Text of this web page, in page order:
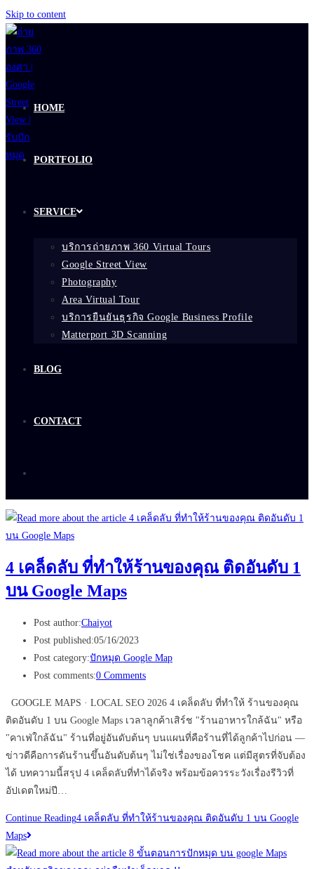
Skip to content
HOME
PORTFOLIO
SERVICE
บริการถ่ายภาพ 360 Virtual Tours
Google Street View
Photography
Area Virtual Tour
บริการยืนยันธุรกิจ Google Business Profile
Matterport 3D Scanning
BLOG
CONTACT
4 เคล็ดลับ ที่ทำให้ร้านของคุณ ติดอันดับ 1
บน Google Maps
Post author:Chaiyot
Post published:05/16/2023
Post category:ปักหมุด Google Map
Post comments:0 Comments
GOOGLE MAPS · LOCAL SEO 2026 4 เคล็ดลับ ที่ทำให้ ร้านของคุณ
ติดอันดับ 1 บน Google Maps เวลาลูกค้าเสิร์ช "ร้านอาหารใกล้ฉัน" หรือ
"คาเฟ่ใกล้ฉัน" ร้านที่อยู่อันดับต้นๆ บนแผนที่คือร้านที่ได้ลูกค้าไปก่อน —
ข่าวดีคือการดันร้านขึ้นอันดับต้นๆ ไม่ใช่เรื่องของโชค แต่มีสูตรที่จับต้อง
ได้ บทความนี้สรุป 4 เคล็ดลับที่ทำได้จริง พร้อมข้อควรระวังเรื่องรีวิวที่
อัปเดตใหม่ปี…
Continue Reading4 เคล็ดลับ ที่ทำให้ร้านของคุณ ติดอันดับ 1 บน Google
Maps